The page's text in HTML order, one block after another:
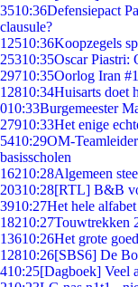
3510:36Defensiepact
clausule?
12510:36Koopzegels
25310:35Oscar Piastri:
29710:35Oorlog Iran
12810:34Huisarts doet
010:33Burgemeester
27910:33Het enige
5410:29OM-
basisscholen
16210:28Algemeen
20310:28[RTL] B&B
3910:27Het hele
18210:27Touwtrekken
13610:26Het grote
12810:26[SBS6] De
410:25[Dagboek] Veel